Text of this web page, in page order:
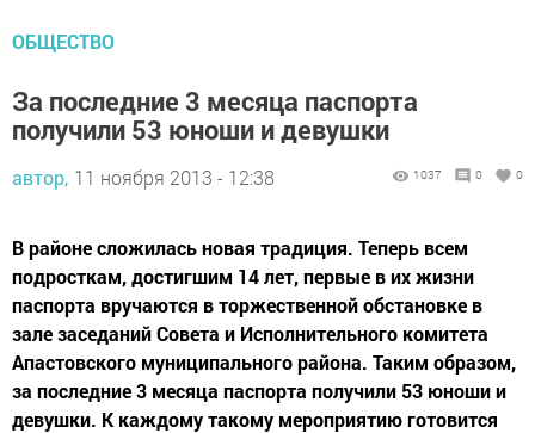
ОБЩЕСТВО
За последние 3 месяца паспорта
получили 53 юноши и девушки
автор, 11 ноября 2013 - 12:38 1037 0 0
В районе сложилась новая традиция. Теперь всем
подросткам, достигшим 14 лет, первые в их жизни
паспорта вручаются в торжественной обстановке в
зале заседаний Совета и Исполнительного комитета
Апастовского муниципального района. Таким образом,
за последние 3 месяца паспорта получили 53 юноши и
девушки. К каждому такому мероприятию готовится